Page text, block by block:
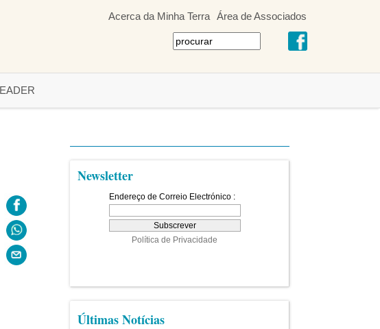
Acerca da Minha Terra Área de Associados
Newsletter
Últimas Notícias